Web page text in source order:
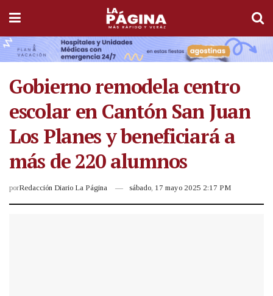
Gobierno remodela centro
escolar en Cantón San Juan
Los Planes y beneficiará a
más de 220 alumnos
porRedacción Diario La Página sábado, 17 mayo 2025 2:17 PM